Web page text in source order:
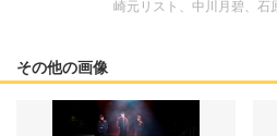
崎元リスト、中川月碧、石
その他の画像